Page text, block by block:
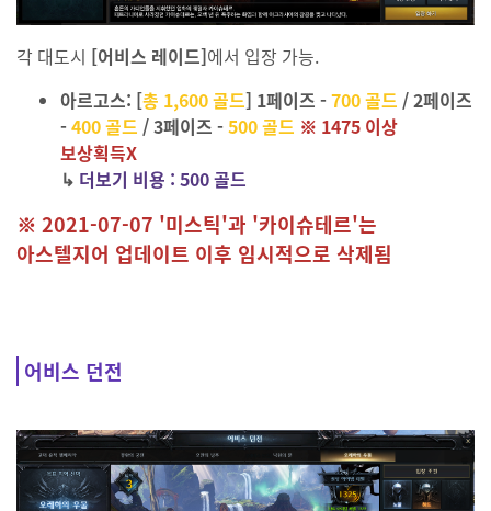
각 대도시 [어비스 레이드]에서 입장 가능.
아르고스: [총 1,600 골드] 1페이즈 -700 골드 / 2페이즈
-400 골드 / 3페이즈 -500 골드 ※ 1475 이상
보상획득X
↳ 더보기 비용 : 500 골드
※ 2021-07-07 '미스틱'과 '카이슈테르'는
아스텔지어 업데이트 이후 임시적으로 삭제됨
어비스 던전